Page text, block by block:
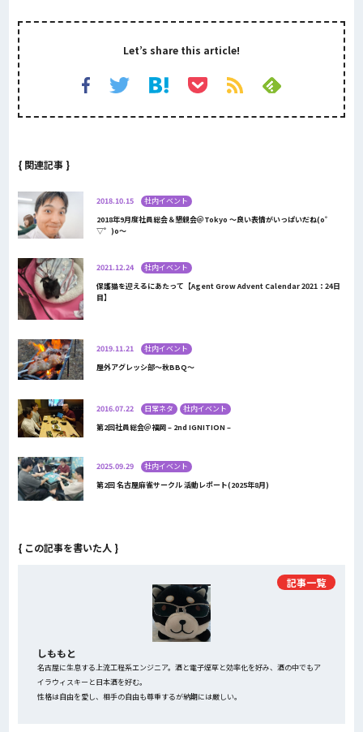
Let’s share this article!
{ 関連記事 }
2018.10.15
社内イベント
2018年9月度社員総会＆懇親会＠Tokyo 〜良い表情がいっぱいだね(o゜
▽゜)o〜
2021.12.24
社内イベント
保護猫を迎えるにあたって【Agent Grow Advent Calendar 2021：24日
目】
2019.11.21
社内イベント
屋外アグレッシ部～秋BBQ～
2016.07.22 日常ネタ
社内イベント
第2回社員総会＠福岡 – 2nd IGNITION –
2025.09.29
社内イベント
第2回 名古屋麻雀サークル 活動レポート(2025年8月)
{ この記事を書いた人 }
しももと
名古屋に生息する上流工程系エンジニア。酒と電子煙草と効率化を好み、酒の中でもア
イラウィスキーと日本酒を好む。
性格は自由を愛し、相手の自由も尊重するが納期には厳しい。
記事一覧